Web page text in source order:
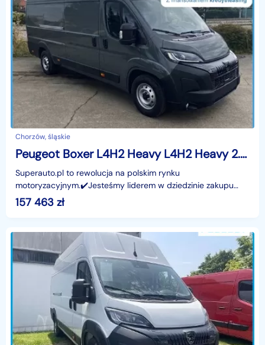
Chorzów, śląskie
Peugeot Boxer L4H2 Heavy L4H2 Heavy 2.2 180KM
Superauto.pl to rewolucja na polskim rynku
motoryzacyjnym.✔️Jesteśmy liderem w dziedzinie zakupu
oraz finansowania nowych samochodów - osobowych,
dostawczych or
157 463 zł